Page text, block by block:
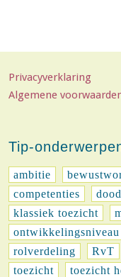
Privacyverklaring
Algemene
Tip-
ambitie
competenties
klassiek toezicht
ontwikkelingsniveau
rolverdeling
RvT
toezicht
toezicht